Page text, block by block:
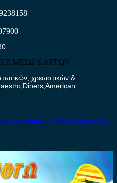
ΜΕΣΩ ΚΑΡΤΩΝ
χρεωστικών &
papadakis.grΜεταχειρισμένα